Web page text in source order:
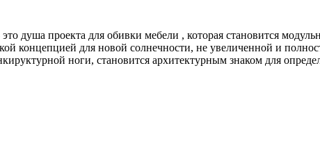
проекта для обивки мебели , которая становится
концепцией для новой солнечности, не увеличенной и
ноги, становится архитектурным знаком для